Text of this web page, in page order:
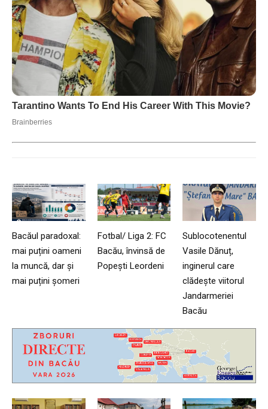
Bacăul paradoxal:
mai puțini oameni
la muncă, dar și
mai puțini șomeri
Fotbal/ Liga 2: FC
Bacău, învinsă de
Popești Leordeni
Sublocotenentul
Vasile Dănuț,
inginerul care
clădește viitorul
Jandarmeriei
Bacău